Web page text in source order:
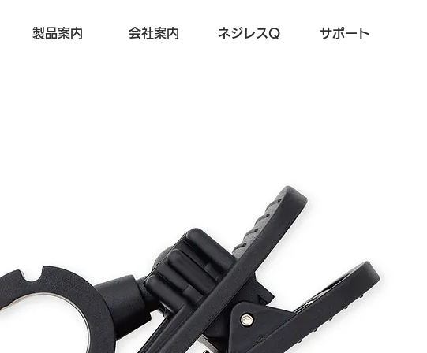
製品案内 会社案内 ネジレスQ サポート